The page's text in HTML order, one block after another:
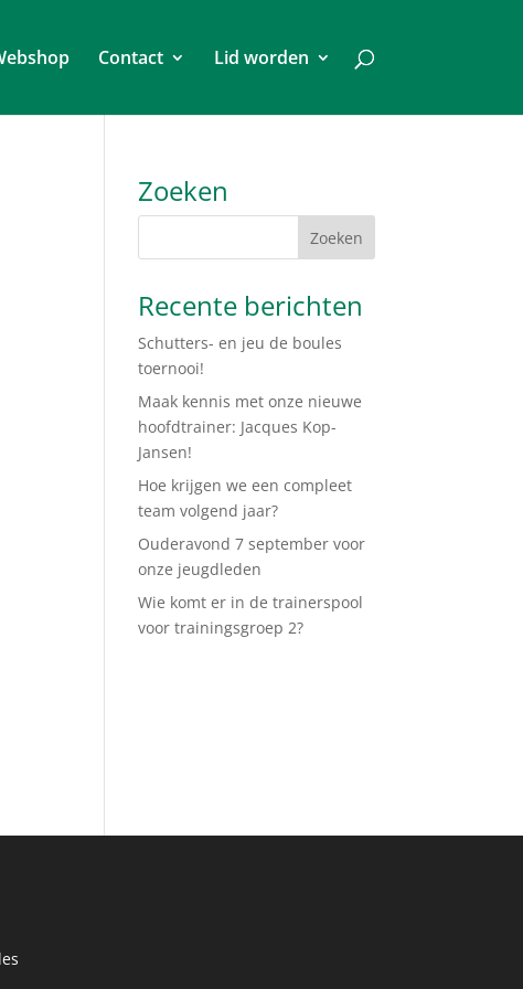
Contact Lid worden
Zoeken
Recente berichten
Schutters- en jeu de boules
toernooi!
Maak kennis met onze nieuwe
hoofdtrainer: Jacques Kop-
Jansen!
Hoe krijgen we een compleet
team volgend jaar?
Ouderavond 7 september voor
onze jeugdleden
Wie komt er in de trainerspool
voor trainingsgroep 2?